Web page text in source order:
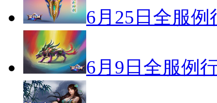
6月25日全服
6月9日全服例